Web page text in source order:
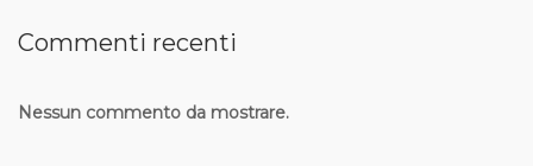
Commenti recenti
Nessun commento da mostrare.